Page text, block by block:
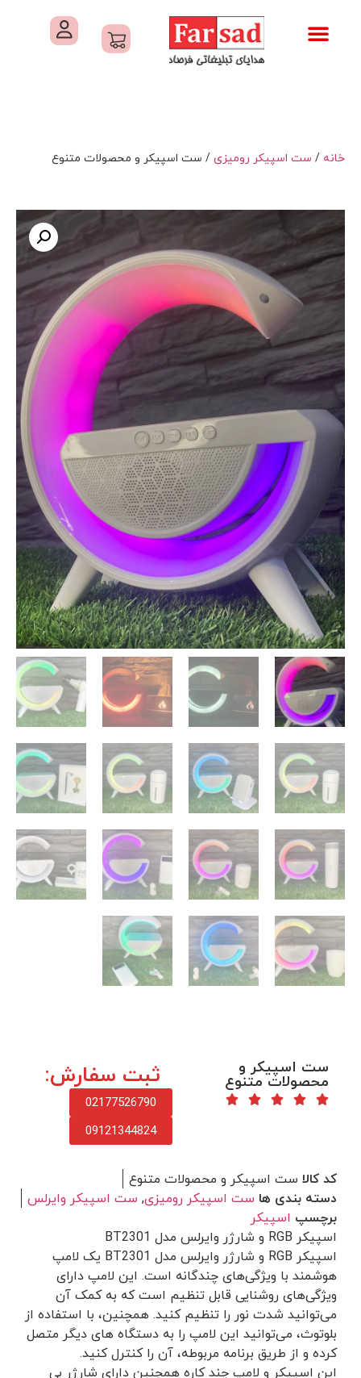
خانه / ست اسپیکر رومیزی/ ست اسپیکر و محصولات متنوع
ست اسپیکر و
محصولات متنوع ثبت سفارش:
02177526790
09121344824
کد کالا ست اسپیکر و محصولات متنوع
دسته بندی ها ست اسپیکر رومیزی, ست اسپیکر وایرلس
برچسپ اسپیکر
اسپیکر RGB و شارژر وایرلس مدل BT2301
اسپیکر RGB و شارژر وایرلس مدل BT2301 یک لامپ
هوشمند با ویژگی‌های چندگانه است. این لامپ دارای
ویژگی‌های روشنایی قابل تنظیم است که به کمک آن
می‌توانید شدت نور را تنظیم کنید. همچنین، با استفاده از
بلوتوث، می‌توانید این لامپ را به دستگاه های دیگر متصل
کرده و از طریق برنامه مربوطه، آن را کنترل کنید.
این اسپیکر و لامپ چند کاره همچنین دارای شارژر بی